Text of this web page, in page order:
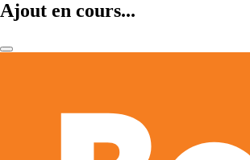
Ajout en cours...